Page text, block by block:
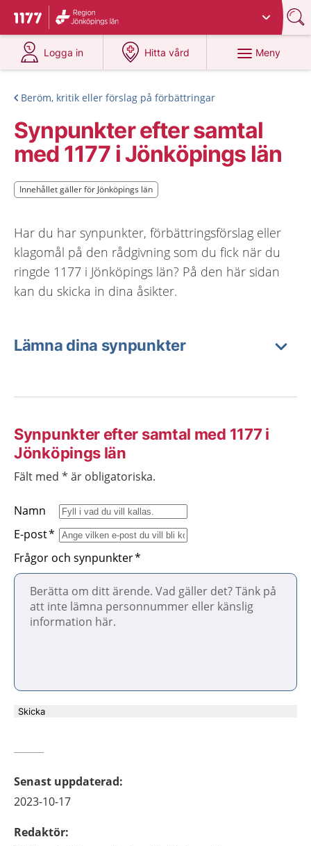
Till startsidan för 1177
Du har valt region
Logga in
på 1177.se
Hitta vård
på 1177.se
Meny
Beröm, kritik eller förslag på förbättringar
Synpunkter efter samtal
med 1177 i Jönköpings län
Innehållet gäller för Jönköpings län
Innehållet gäller för Jönköpings län
Har du har synpunkter, förbättringsförslag eller
klagomål på den rådgivning som du fick när du
ringde 1177 i Jönköpings län? På den här sidan
kan du skicka in dina åsikter.
Lämna dina synpunkter
Synpunkter efter samtal med 1177 i
Jönköpings län
Fält med * är obligatoriska.
Namn
E-post
Frågor och synpunkter
Skicka
Senast uppdaterad:
2023-10-17
Redaktör: